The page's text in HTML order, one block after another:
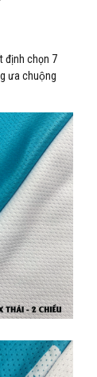
định chọn 7
ưa chuộng